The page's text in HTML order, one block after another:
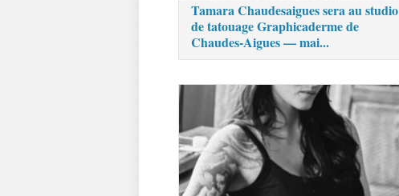
Tamara Chaudesaigues sera au studio
de tatouage Graphicaderme de
Chaudes-Aigues — mai...